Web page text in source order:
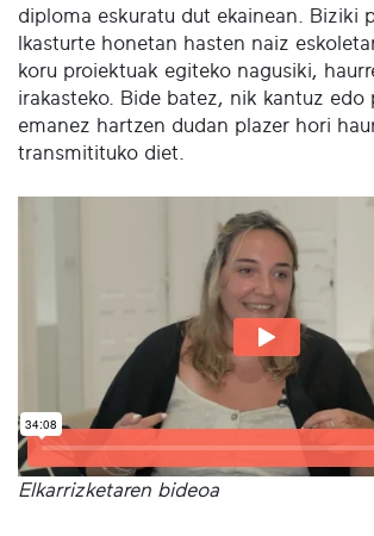
diploma eskuratu dut ekainean. Biziki
Ikasturte honetan hasten naiz
koru proiektuak egiteko nagusiki,
irakasteko. Bide batez, nik kantuz edo
emanez hartzen dudan plazer hori
transmitituko diet.
Elkarrizketaren bideoa